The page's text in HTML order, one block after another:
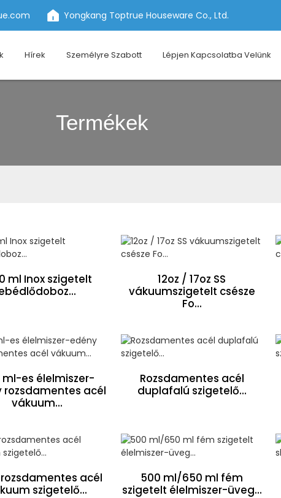
Yongkang Toptrue Houseware Co., Ltd.
Hírek Személyre Szabott Lépjen Kapcsolatba Velünk
Termékek
ml Inox szigetelt
12oz / 17oz SS
vákuumszigetelt csésze
Fo...
ml-es élelmiszer-
rozsdamentes acél
vákuum...
Rozsdamentes acél
duplafalú szigetelő...
rozsdamentes acél
szigetelő...
500 ml/650 ml fém
szigetelt élelmiszer-üveg...